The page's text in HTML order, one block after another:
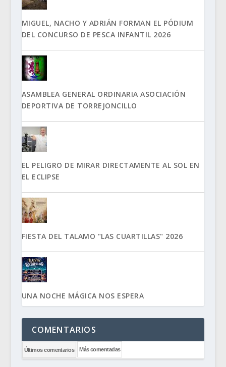
MIGUEL, NACHO Y ADRIÁN FORMAN EL PÓDIUM
DEL CONCURSO DE PESCA INFANTIL 2026
ASAMBLEA GENERAL ORDINARIA ASOCIACIÓN
DEPORTIVA DE TORREJONCILLO
EL PELIGRO DE MIRAR DIRECTAMENTE AL SOL EN
EL ECLIPSE
FIESTA DEL TALAMO "LAS CUARTILLAS" 2026
UNA NOCHE MÁGICA NOS ESPERA
COMENTARIOS
Últimos comentarios Más comentadas